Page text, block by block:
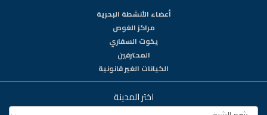
أعضاء الأنشطة البحرية
مراكز الغوص
يخوت السفاري
المحترفين
الكيانات الغير قانونية
اختر المدينة